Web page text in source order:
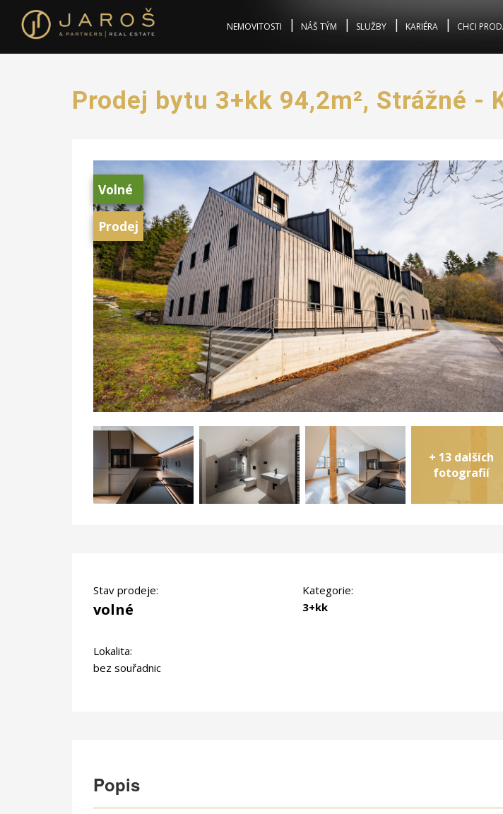
NEMOVITOSTI NÁŠ TÝM SLUŽBY KARIÉRA CHCI
Prodej bytu 3+kk 94,2m², Strážné -
Volné
Prodej
+ 13 dalších
fotografií
Stav prodeje:
volné
Kategorie:
3+kk
Lokalita:
bez souřadnic
Popis